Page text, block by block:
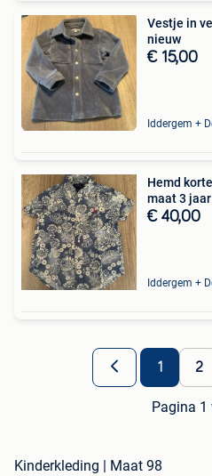
Vestje in
nieuw
€ 15,00
Iddergem +
Hemd
€ 40,00
Iddergem +
1 2
Pagina 1
Kinderkleding | Maat 98